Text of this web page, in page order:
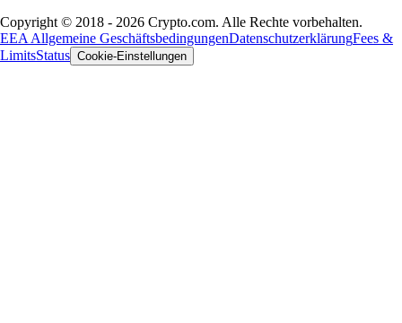
Copyright © 2018 - 2026 Crypto.com. Alle Rechte vorbehalten.
EEA Allgemeine GeschäftsbedingungenDatenschutzerklärungFees &
LimitsStatus Cookie-Einstellungen